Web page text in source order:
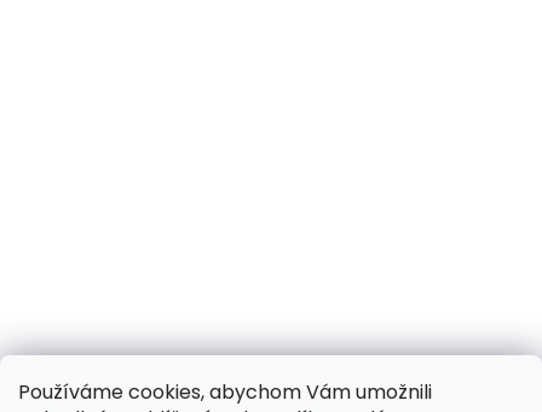
Používáme cookies, abychom Vám umožnili